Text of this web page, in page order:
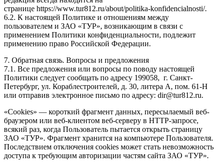
странице https://www.tur812.ru/about/politika-konfidencialnosti/.
6.2. К настоящей Политике и отношениям между
пользователем и ЗАО «ТУР», возникающим в связи с
применением Политики конфиденциальности, подлежит
применению право Российской Федерации.
7. Обратная связь. Вопросы и предложения
7.1. Все предложения или вопросы по поводу настоящей
Политики следует сообщать по адресу 199058, г. Санкт-
Петербург, ул. Кораблестроителей, д. 30, литера А, пом. 61-Н
или отправив электронное письмо по адресу: dir@tur812.ru.
«Cookies» — короткий фрагмент данных, пересылаемый веб-
браузером или веб-клиентом веб-серверу в HTTP-запросе,
всякий раз, когда Пользователь пытается открыть страницу
ЗАО «ТУР». Фрагмент хранится на компьютере Пользователя.
Последствием отключения cookies может стать невозможность
доступа к требующим авторизации частям сайта ЗАО «ТУР».